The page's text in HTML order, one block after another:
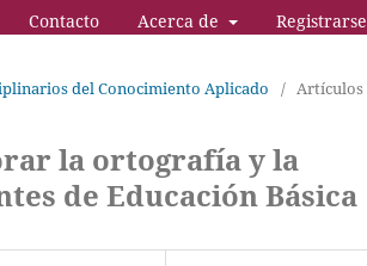
Contacto Acerca de Registrarse
del Conocimiento Aplicado / Artículos
la ortografía y la
de Educación Básica